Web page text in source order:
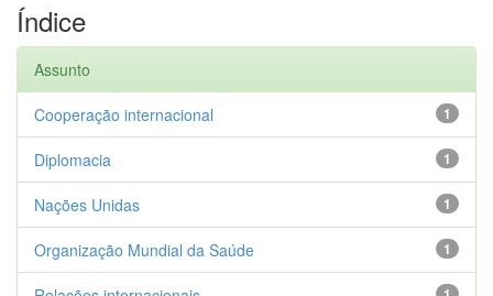
Índice
Assunto
1
Cooperação internacional
1
Diplomacia
1
Nações Unidas
1
Organização Mundial da Saúde